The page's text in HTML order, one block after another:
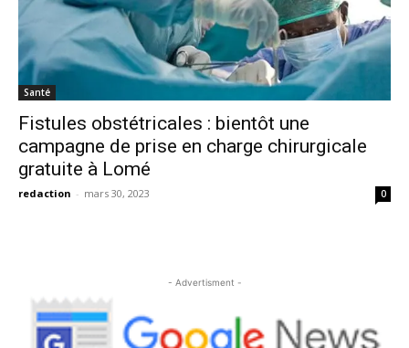
Santé
Fistules obstétricales : bientôt une
campagne de prise en charge chirurgicale
gratuite à Lomé
redaction - mars 30, 2023 0
- Advertisment -